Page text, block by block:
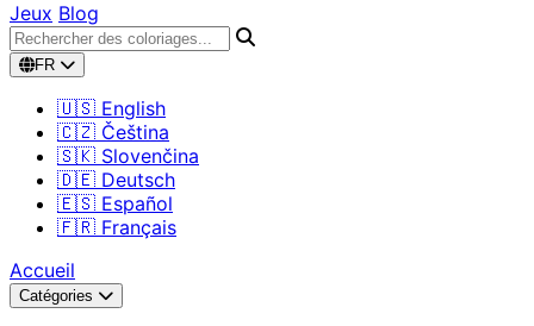
Jeux Blog
FR
🇺🇸 English
🇨🇿 Čeština
🇸🇰 Slovenčina
🇩🇪 Deutsch
🇪🇸 Español
🇫🇷 Français
Accueil
Catégories